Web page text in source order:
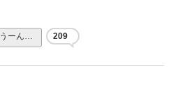
うーん… 209